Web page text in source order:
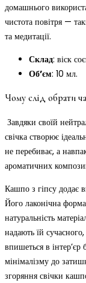
домашнього
чистота повітря —
та медитації.
Склад: віск
Об’єм: 10 мл.
Чому слід обрати
Завдяки своїй
свічка створює
не перебиває, а
ароматичних
Кашпо з гіпсу додає
Його лаконічна форма
натуральність
надають їй сучасного,
впишеться в інтер’єр
мінімалізму до
згоряння свічки